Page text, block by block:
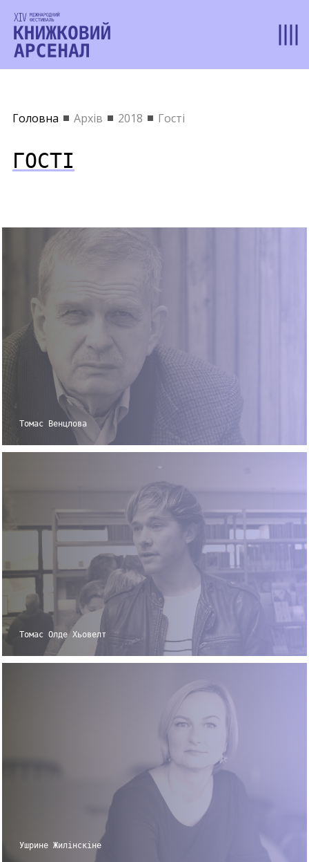
Головна Архів 2018 Гості
ГОСТІ
Томас Венцлова
Томас Олде Хьовелт
Ушрине Жилінскіне